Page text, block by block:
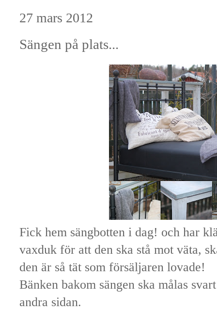
27 mars 2012
Sängen på plats...
Fick hem sängbotten i dag! och har
vaxduk för att den ska stå mot väta,
den är så tät som försäljaren lovade!
Bänken bakom sängen ska målas
andra sidan.